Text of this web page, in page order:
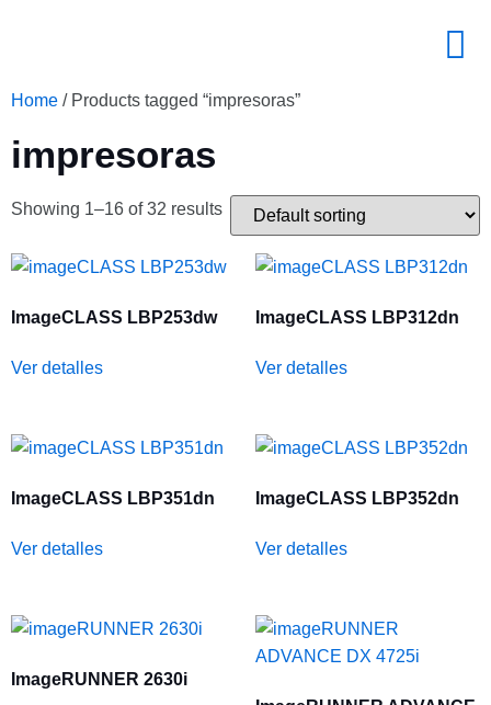
Home / Products tagged “impresoras”
impresoras
Showing 1–16 of 32 results
ImageCLASS LBP253dw
Ver detalles
ImageCLASS LBP312dn
Ver detalles
ImageCLASS LBP351dn
Ver detalles
ImageCLASS LBP352dn
Ver detalles
ImageRUNNER 2630i